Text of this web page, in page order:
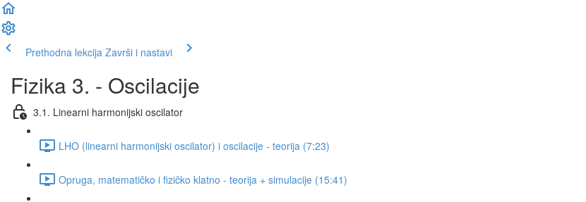
Prethodna lekcija Završi i nastavi
Fizika 3. - Oscilacije
3.1. Linearni harmonijski oscilator
LHO (linearni harmonijski oscilator) i oscilacije - teorija (7:23)
Opruga, matematičko i fizičko klatno - teorija + simulacije (15:41)